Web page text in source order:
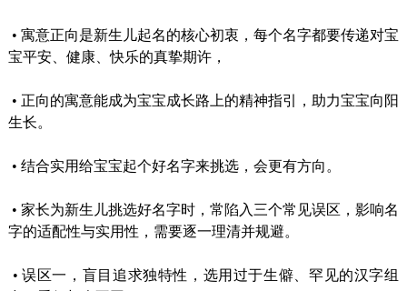
• 寓意正向是新生儿起名的核心初衷，每个名字都要传递对宝
宝平安、健康、快乐的真挚期许，
• 正向的寓意能成为宝宝成长路上的精神指引，助力宝宝向阳
生长。
• 结合实用给宝宝起个好名字来挑选，会更有方向。
• 家长为新生儿挑选好名字时，常陷入三个常见误区，影响名
字的适配性与实用性，需要逐一理清并规避。
•误区一，盲目追求独特性，选用过于生僻、罕见的汉字组